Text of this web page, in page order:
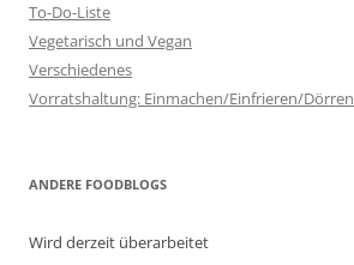
To-Do-Liste
Vegetarisch und Vegan
Verschiedenes
Vorratshaltung: Einmachen/Einfrieren/Dörren
ANDERE FOODBLOGS
Wird derzeit überarbeitet